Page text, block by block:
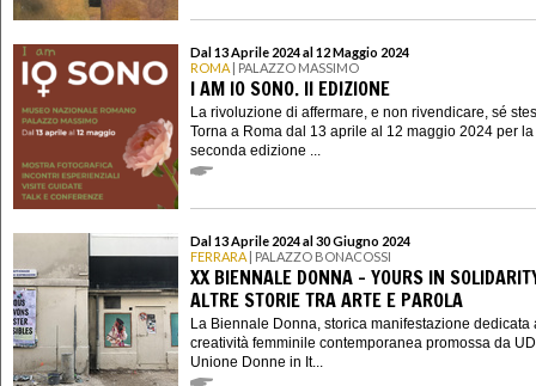
Dal 13 Aprile 2024 al 12 Maggio 2024
ROMA | PALAZZO MASSIMO
I AM IO SONO. II EDIZIONE
La rivoluzione di affermare, e non rivendicare, sé
Torna a Roma dal 13 aprile al 12 maggio 2024 per la
seconda edizione ...
Dal 13 Aprile 2024 al 30 Giugno 2024
FERRARA | PALAZZO BONACOSSI
XX BIENNALE DONNA - YOURS IN
ALTRE STORIE TRA ARTE E PAROLA
La Biennale Donna, storica manifestazione dedicata
creatività femminile contemporanea promossa da
Unione Donne in It...